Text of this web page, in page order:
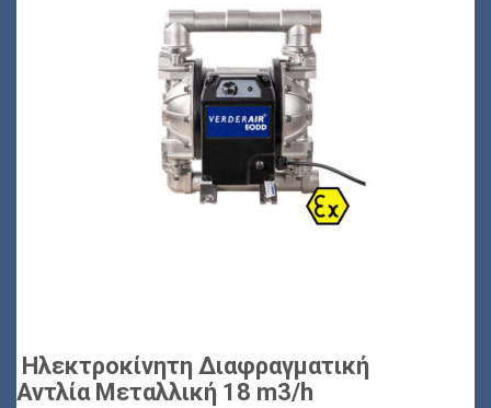
Ηλεκτροκίνητη Διαφραγματική
Αντλία Μεταλλική 18 m3/h